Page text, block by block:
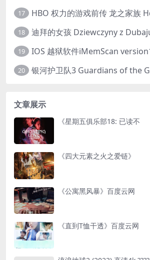
17
18
19
20
文章展示
《星期五俱乐部18: 已读不
《四大元素之火之爱链》
《公寓黑风暴》百度云网
《直到T恤干透》百度云网